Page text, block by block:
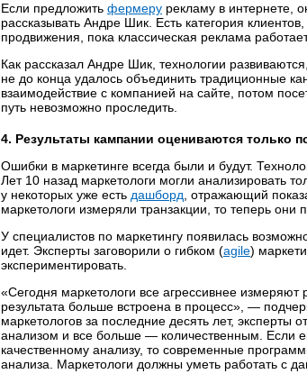
Если предложить фермеру рекламу в интернете,
рассказывать Андре Шик. Есть категория
продвижения, пока классическая реклама
Как рассказал Андре Шик, технологии
не до конца удалось объединить традиционные
взаимодействие с компанией на сайте, потом
путь невозможно проследить.
4. Результаты кампании оцениваются только
Ошибки в маркетинге всегда были и будут.
Лет 10 назад маркетологи могли анализировать
у некоторых уже есть дашборд , отражающий
маркетологи измеряли транзакции, то теперь
У специалистов по маркетингу появилась
идет. Эксперты заговорили о гибком (agile)
экспериментировать.
«Сегодня маркетологи все агрессивнее
результата больше встроена в процесс», —
маркетологов за последние десять лет,
анализом и все больше — количественным. Если
качественному анализу, то современные
анализа. Маркетологи должны уметь работать с